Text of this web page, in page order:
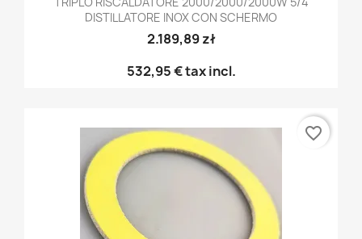
DISTILLATORE INOX CON SCHERMO
2.189,89 zł
532,95 €tax incl.
favorite_border